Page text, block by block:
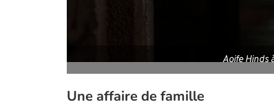
Aoife Hinds
Une affaire de famille